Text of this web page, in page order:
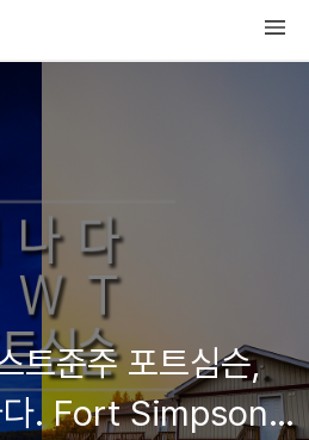
트준주 포트심슨,
다. Fort Simpson